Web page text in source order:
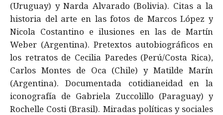
(Uruguay) y Narda Alvarado (Bolivia). Citas a la
historia del arte en las fotos de Marcos López y
Nicola Costantino e ilusiones en las de Martín
Weber (Argentina). Pretextos autobiográficos en
los retratos de Cecilia Paredes (Perú/Costa Rica),
Carlos Montes de Oca (Chile) y Matilde Marín
(Argentina). Documentada cotidianeidad en la
iconografía de Gabriela Zuccolillo (Paraguay) y
Rochelle Costi (Brasil). Miradas políticas y sociales